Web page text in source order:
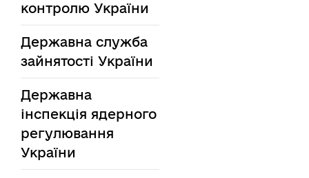
контролю України
Державна служба
зайнятості України
Державна
інспекція ядерного
регулювання
України